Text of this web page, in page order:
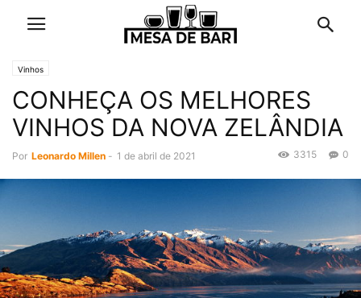
Vinhos
CONHEÇA OS MELHORES
VINHOS DA NOVA ZELÂNDIA
Por Leonardo Millen - 1 de abril de 2021 0
3315